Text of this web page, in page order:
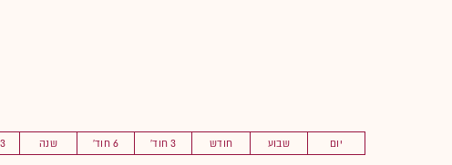
יום שבוע חודש 3 חוד' 6 חוד' שנה 3 שנים